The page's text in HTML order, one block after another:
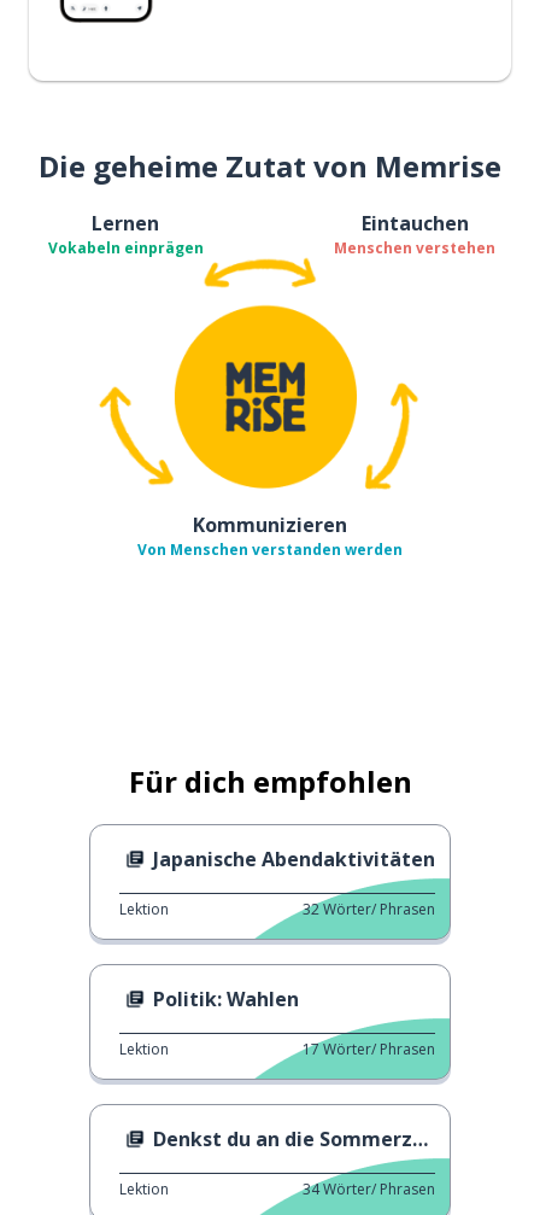
Die geheime Zutat von Memrise
Lernen
Vokabeln einprägen
Eintauchen
Menschen verstehen
Kommunizieren
Von Menschen verstanden werden
Für dich empfohlen
Japanische Abendaktivitäten
Lektion 32Wörter/ Phrasen
Politik: Wahlen
Lektion 17Wörter/ Phrasen
Denkst du an die Sommerzeit?
Lektion 34Wörter/ Phrasen